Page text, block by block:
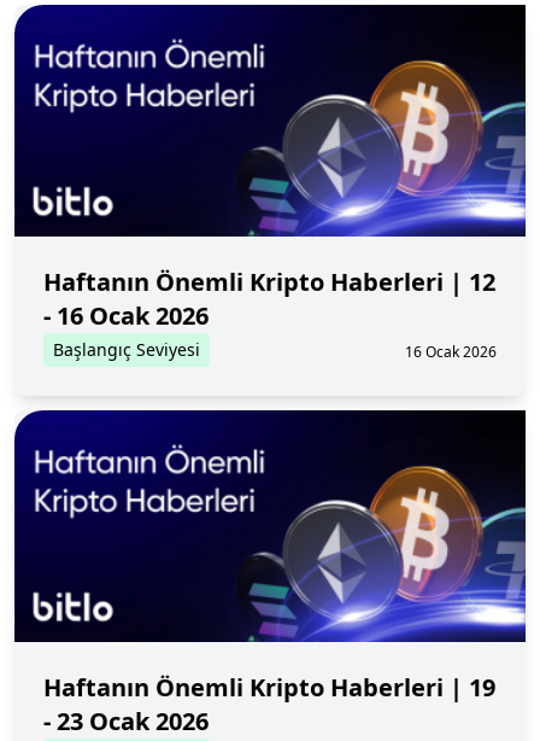
Haftanın Önemli Kripto Haberleri | 12
- 16 Ocak 2026
Başlangıç Seviyesi 16 Ocak 2026
Haftanın Önemli Kripto Haberleri | 19
- 23 Ocak 2026